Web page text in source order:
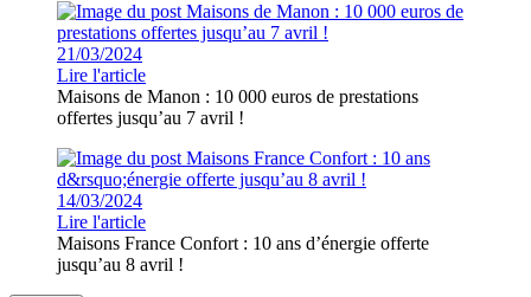
21/03/2024
Lire l'article
Maisons de Manon : 10 000 euros de prestations
offertes jusqu’au 7 avril !
14/03/2024
Lire l'article
Maisons France Confort : 10 ans d’énergie offerte
jusqu’au 8 avril !